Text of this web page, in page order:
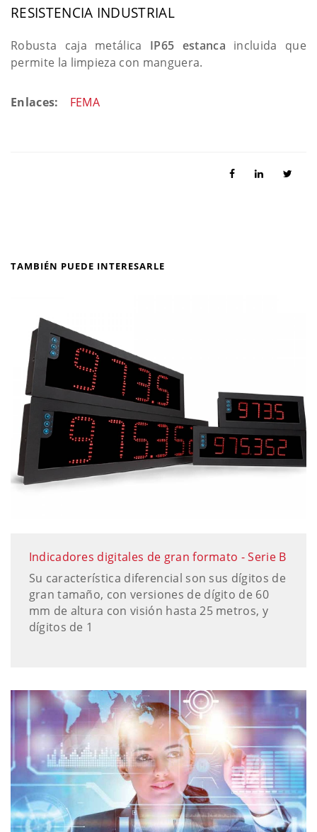
RESISTENCIA INDUSTRIAL
Robusta caja metálica IP65 estanca incluida que
permite la limpieza con manguera.
Enlaces: FEMA
TAMBIÉN PUEDE INTERESARLE
Indicadores digitales de gran formato - Serie B
Su característica diferencial son sus dígitos de
gran tamaño, con versiones de dígito de 60
mm de altura con visión hasta 25 metros, y
dígitos de 1